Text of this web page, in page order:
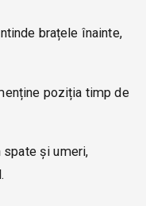
brațele înainte,
poziția timp de
spate și umeri,